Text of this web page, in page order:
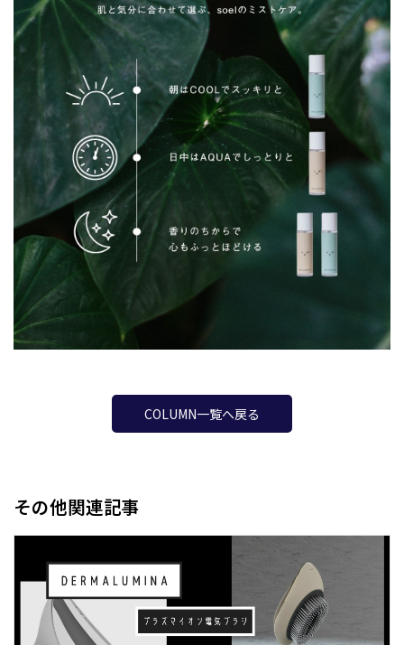
COLUMN一覧へ戻る
その他関連記事